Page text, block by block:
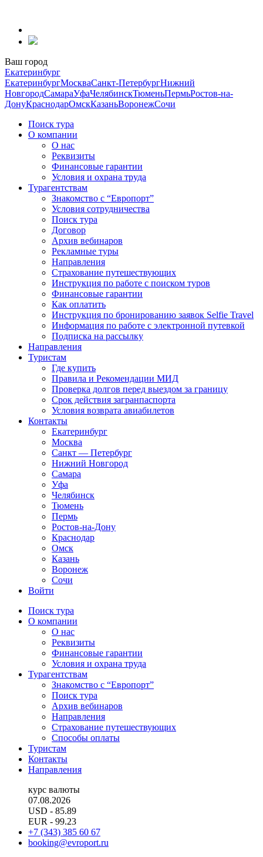
содержанию
Ваш город
Екатеринбург
ЕкатеринбургМоскваСанкт-ПетербургНижний
НовгородСамараУфаЧелябинскТюменьПермьРостов-на-
ДонуКраснодарОмскКазаньВоронежСочи
Поиск тура
О компании
О нас
Реквизиты
Финансовые гарантии
Условия и охрана труда
Турагентствам
Знакомство с “Европорт”
Условия сотрудничества
Поиск тура
Договор
Архив вебинаров
Рекламные туры
Направления
Страхование путешествующих
Инструкция по работе с поиском туров
Финансовые гарантии
Как оплатить
Инструкция по бронированию заявок Selfie Travel
Информация по работе с электронной путевкой
Подписка на рассылку
Направления
Туристам
Где купить
Правила и Рекомендации МИД
Проверка долгов перед выездом за границу
Срок действия загранпаспорта
Условия возврата авиабилетов
Контакты
Екатеринбург
Москва
Санкт — Петербург
Нижний Новгород
Самара
Уфа
Челябинск
Тюмень
Пермь
Ростов-на-Дону
Краснодар
Омск
Казань
Воронеж
Сочи
Войти
Поиск тура
О компании
О нас
Реквизиты
Финансовые гарантии
Условия и охрана труда
Турагентствам
Знакомство с “Европорт”
Поиск тура
Архив вебинаров
Направления
Страхование путешествующих
Способы оплаты
Туристам
Контакты
Направления
курс валюты
07.08.2026
USD - 85.89
EUR - 99.23
+7 (343) 385 60 67
booking@evroport.ru